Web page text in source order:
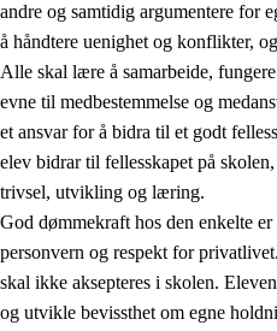
Tverrfaglige temaer
andre og samtidig argumentere for
å håndtere uenighet og konflikter,
Alle skal lære å samarbeide,
evne til medbestemmelse og
et ansvar for å bidra til et godt
elev bidrar til fellesskapet på
trivsel, utvikling og læring.
God dømmekraft hos den enkelte
personvern og respekt for
skal ikke aksepteres i skolen.
og utvikle bevissthet om egne